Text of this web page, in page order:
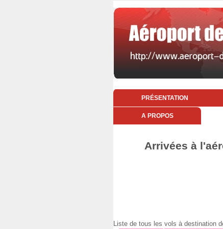
PRÉSENTATION
A PROPOS
Arrivées à
Liste de tous les vols à destination